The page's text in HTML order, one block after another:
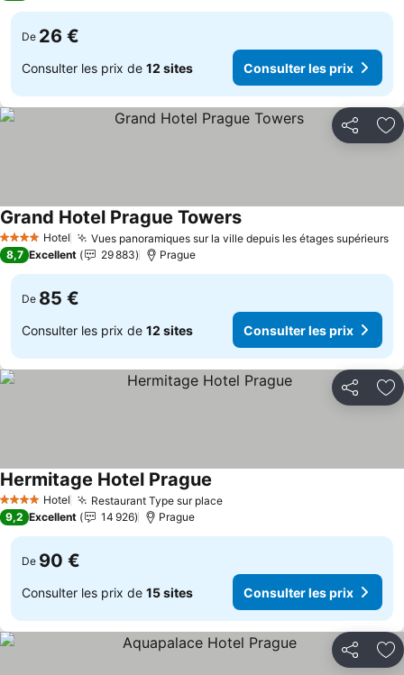
De 26 €
Consulter les prix de 12 sites Consulter les prix
Partager
4 Étoiles Hotel Vues panoramiques sur la ville depuis les étages supérieurs
Grand Hotel Prague TowersConsulter les prix
8,7 Excellent 29 883 Prague
De 85 €
Consulter les prix de 12 sites Consulter les prix
Partager
4 Étoiles Hotel Restaurant Type sur placeConsulter les prix
Hermitage Hotel Prague
9,2 Excellent 14 926 Prague
De 90 €
Consulter les prix de 15 sites Consulter les prix
Partager